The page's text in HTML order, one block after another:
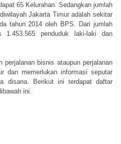
65 Kelurahan. Sedangkan jumlah
Jakarta Timur adalah sekitar
tahun 2014 oleh BPS. Dari jumlah
1.453.565 penduduk laki-laki dan
perjalanan bisnis ataupun perjalanan
dan memerlukan informasi seputar
disana. Berikut ini terdapat daftar
ini.